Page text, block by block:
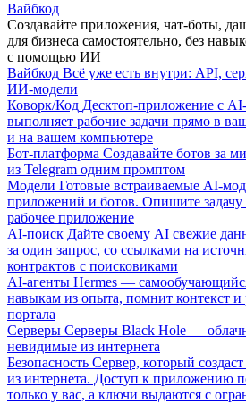
Вайбкод
Создавайте приложения, чат-боты,
для бизнеса самостоятельно, без
с помощью ИИ
Вайбкод Всё уже есть внутри: API,
ИИ-модели
Коворк/Код Десктоп-приложение с
выполняет рабочие задачи прямо в
и на вашем компьютере
Бот-платформа Создавайте ботов за
из Telegram одним промптом
Модели Готовые встраиваемые AI-
приложений и ботов. Опишите
рабочее приложение
AI-поиск Дайте своему AI свежие
за один запрос, со ссылками на
контрактов с поисковиками
AI-агенты Hermes —
навыкам из опыта, помнит контекст и
портала
Серверы Серверы Black Hole —
невидимые из интернета
Безопасность Сервер, который
из интернета. Доступ к приложению
только у вас, а ключи выдаются с